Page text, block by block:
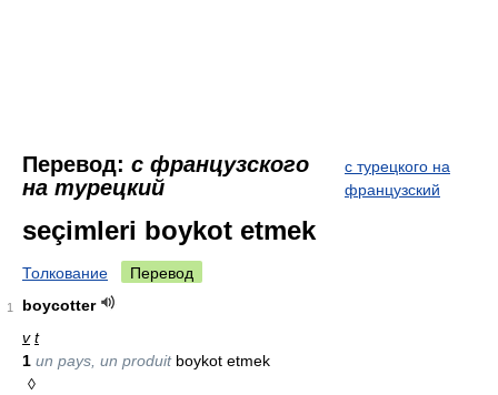
Перевод: с французского
на турецкий
с турецкого на
французский
seçimleri boykot etmek
Толкование Перевод
1
boycotter
v t
1 un pays, un produitboykot etmek
◊